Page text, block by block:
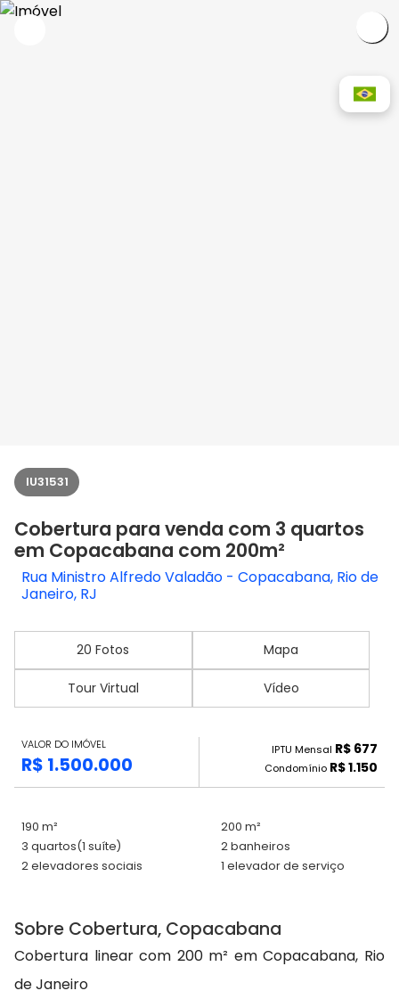
IU31531
Cobertura para venda com 3 quartos
em Copacabana com 200m²
Rua Ministro Alfredo Valadão - Copacabana, Rio de
Janeiro, RJ
20 Fotos Mapa
Tour Virtual Vídeo
VALOR DO IMÓVEL
R$ 1.500.000
IPTU Mensal R$ 677
Condomínio R$ 1.150
190 m²
200 m²
3 quartos(1 suíte)
2 banheiros
2 elevadores sociais
1 elevador de serviço
Sobre Cobertura, Copacabana
Cobertura linear com 200 m² em Copacabana, Rio
de Janeiro